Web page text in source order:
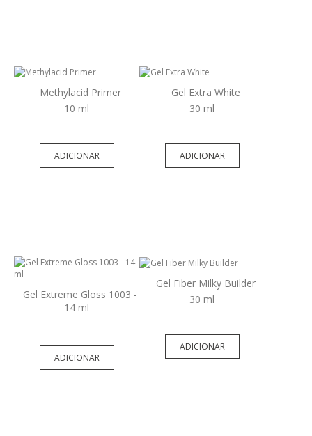
Methylacid Primer
10 ml
ADICIONAR
Gel Extra White
30 ml
ADICIONAR
Gel Extreme Gloss 1003 -
14 ml
ADICIONAR
Gel Fiber Milky Builder
30 ml
ADICIONAR